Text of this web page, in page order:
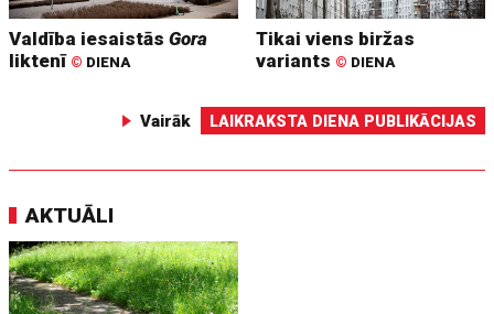
Valdība iesaistāsGora
liktenī © DIENA
Tikai viens biržas
variants © DIENA
Vairāk LAIKRAKSTA DIENA PUBLIKĀCIJAS
AKTUĀLI